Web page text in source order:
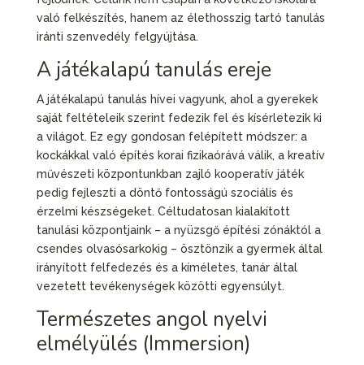
való felkészítés, hanem az élethosszig tartó tanulás
iránti szenvedély felgyújtása.
A játékalapú tanulás ereje
A játékalapú tanulás hívei vagyunk, ahol a gyerekek
saját feltételeik szerint fedezik fel és kísérletezik ki
a világot. Ez egy gondosan felépített módszer: a
kockákkal való építés korai fizikaórává válik, a kreatív
művészeti központunkban zajló kooperatív játék
pedig fejleszti a döntő fontosságú szociális és
érzelmi készségeket. Céltudatosan kialakított
tanulási központjaink – a nyüzsgő építési zónáktól a
csendes olvasósarkokig – ösztönzik a gyermek által
irányított felfedezés és a kíméletes, tanár által
vezetett tevékenységek közötti egyensúlyt.
Természetes angol nyelvi
elmélyülés (Immersion)